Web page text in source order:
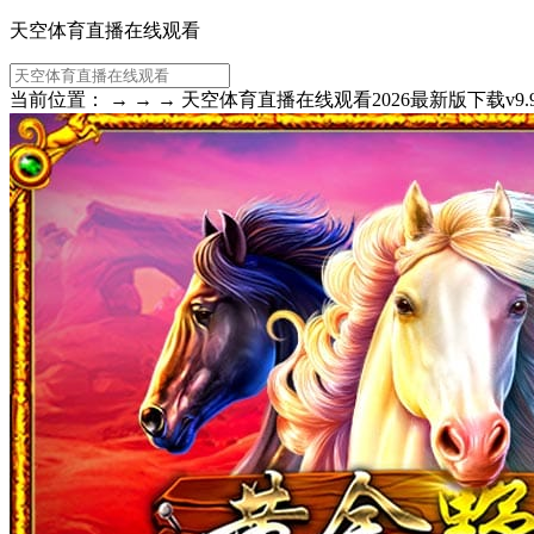
天空体育直播在线观看
当前位置： → → → 天空体育直播在线观看2026最新版下载